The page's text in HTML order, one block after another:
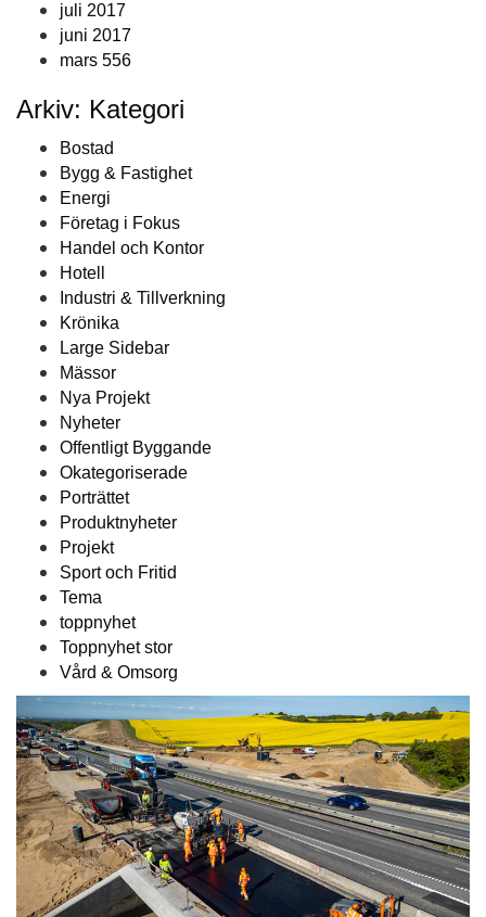
juli 2017
juni 2017
mars 556
Arkiv: Kategori
Bostad
Bygg & Fastighet
Energi
Företag i Fokus
Handel och Kontor
Hotell
Industri & Tillverkning
Krönika
Large Sidebar
Mässor
Nya Projekt
Nyheter
Offentligt Byggande
Okategoriserade
Porträttet
Produktnyheter
Projekt
Sport och Fritid
Tema
toppnyhet
Toppnyhet stor
Vård & Omsorg